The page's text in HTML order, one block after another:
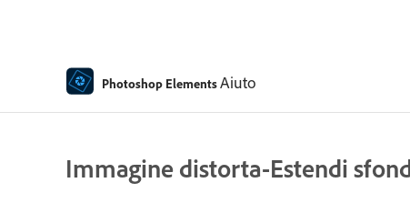
Photoshop ElementsAiuto
Immagine distorta-Estendi